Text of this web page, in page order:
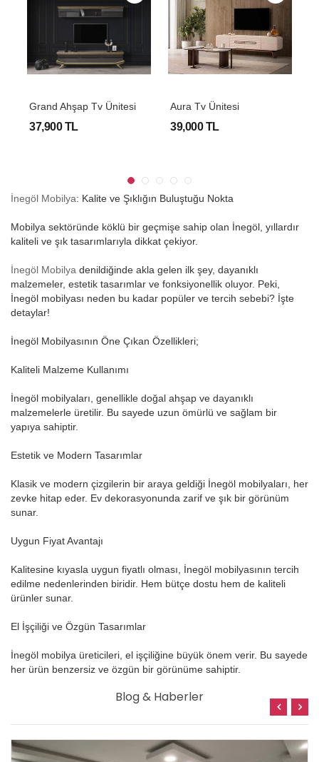
Grand Ahşap Tv Ünitesi
37,900 TL
Aura Tv Ünitesi
39,000 TL
İnegöl Mobilya: Kalite ve Şıklığın Buluştuğu Nokta
Mobilya sektöründe köklü bir geçmişe sahip olan İnegöl, yıllardır
kaliteli ve şık tasarımlarıyla dikkat çekiyor.
İnegöl Mobilya denildiğinde akla gelen ilk şey, dayanıklı
malzemeler, estetik tasarımlar ve fonksiyonellik oluyor. Peki,
İnegöl mobilyası neden bu kadar popüler ve tercih sebebi? İşte
detaylar!
İnegöl Mobilyasının Öne Çıkan Özellikleri;
Kaliteli Malzeme Kullanımı
İnegöl mobilyaları, genellikle doğal ahşap ve dayanıklı
malzemelerle üretilir. Bu sayede uzun ömürlü ve sağlam bir
yapıya sahiptir.
Estetik ve Modern Tasarımlar
Klasik ve modern çizgilerin bir araya geldiği İnegöl mobilyaları, her
zevke hitap eder. Ev dekorasyonunda zarif ve şık bir görünüm
sunar.
Uygun Fiyat Avantajı
Kalitesine kıyasla uygun fiyatlı olması, İnegöl mobilyasının tercih
edilme nedenlerinden biridir. Hem bütçe dostu hem de kaliteli
ürünler sunar.
El İşçiliği ve Özgün Tasarımlar
İnegöl mobilya üreticileri, el işçiliğine büyük önem verir. Bu sayede
her ürün benzersiz ve özgün bir görünüme sahiptir.
Blog & Haberler